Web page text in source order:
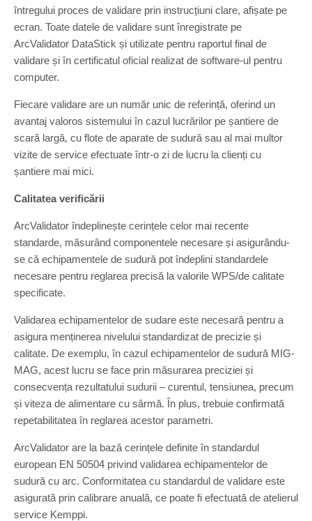
întregului proces de validare prin instrucțiuni clare, afișate pe
ecran. Toate datele de validare sunt înregistrate pe
ArcValidator DataStick și utilizate pentru raportul final de
validare și în certificatul oficial realizat de software-ul pentru
computer.
Fiecare validare are un număr unic de referință, oferind un
avantaj valoros sistemului în cazul lucrărilor pe șantiere de
scară largă, cu flote de aparate de sudură sau al mai multor
vizite de service efectuate într-o zi de lucru la clienți cu
șantiere mai mici.
Calitatea verificării
ArcValidator îndeplinește cerințele celor mai recente
standarde, măsurând componentele necesare și asigurându-
se că echipamentele de sudură pot îndeplini standardele
necesare pentru reglarea precisă la valorile WPS/de calitate
specificate.
Validarea echipamentelor de sudare este necesară pentru a
asigura menținerea nivelului standardizat de precizie și
calitate. De exemplu, în cazul echipamentelor de sudură MIG-
MAG, acest lucru se face prin măsurarea preciziei și
consecvența rezultatului sudurii – curentul, tensiunea, precum
și viteza de alimentare cu sârmă. În plus, trebuie confirmată
repetabilitatea în reglarea acestor parametri.
ArcValidator are la bază cerințele definite în standardul
european EN 50504 privind validarea echipamentelor de
sudură cu arc. Conformitatea cu standardul de validare este
asigurată prin calibrare anuală, ce poate fi efectuată de atelierul
service Kemppi.